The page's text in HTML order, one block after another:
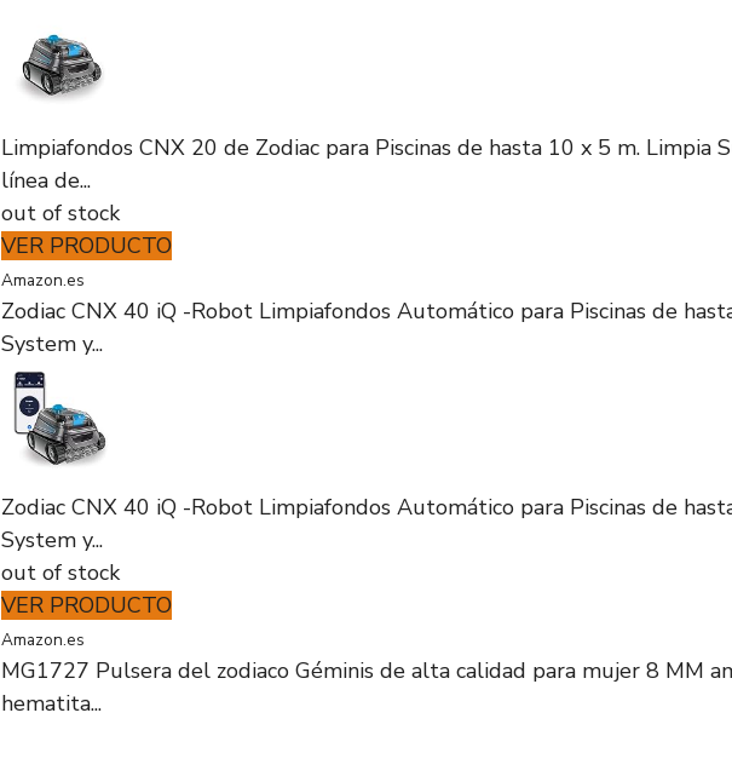
Limpiafondos CNX 20 de Zodiac para Piscinas de hasta 10 x 5 m. Limpia
línea de...
out of stock
VER PRODUCTO
Amazon.es
Zodiac CNX 40 iQ -Robot Limpiafondos Automático para Piscinas de
System y...
Zodiac CNX 40 iQ -Robot Limpiafondos Automático para Piscinas de
System y...
out of stock
VER PRODUCTO
Amazon.es
MG1727 Pulsera del zodiaco Géminis de alta calidad para mujer 8 MM
hematita...